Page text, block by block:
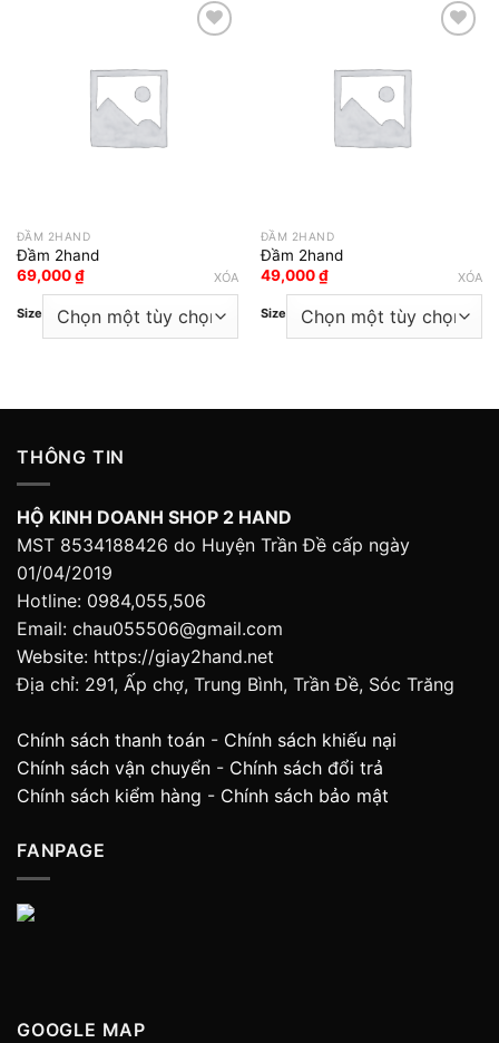
Add to wishlist
ĐẦM 2HAND
Đầm 2hand
69,000₫
Size
XÓA
Add to wishlist
ĐẦM 2HAND
Đầm 2hand
49,000₫
Size
XÓA
THÔNG TIN
HỘ KINH DOANH SHOP 2 HAND
MST 8534188426 do Huyện Trần Đề cấp ngày
01/04/2019
Hotline: 0984,055,506
Email: chau055506@gmail.com
Website: https://giay2hand.net
Địa chỉ: 291, Ấp chợ, Trung Bình, Trần Đề, Sóc Trăng
Chính sách thanh toán - Chính sách khiếu nại
Chính sách vận chuyển - Chính sách đổi trả
Chính sách kiểm hàng - Chính sách bảo mật
FANPAGE
GOOGLE MAP